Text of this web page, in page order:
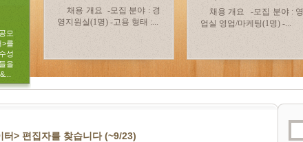
모
>를
성
을
채용 개요 -모집 분야 : 경
영지원실(1명) -고용 형태 :...
채용 개요 -모집 분야 : 영
업실 영업/마케팅(1명) -...
> 편집자를 찾습니다 (~9/23)